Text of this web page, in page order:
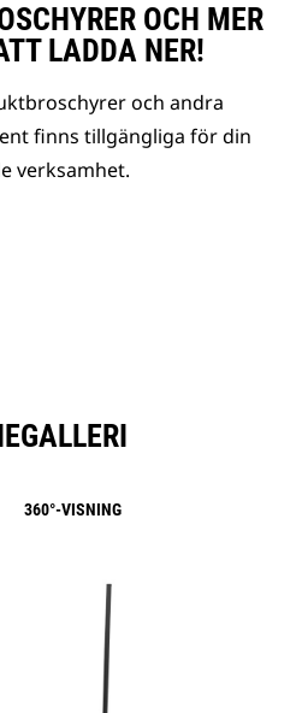
OCH MER
LADDA NER!
och andra
finns tillgängliga för din
verksamhet.
360°-VISNING